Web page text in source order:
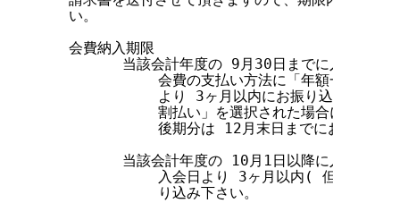
  い。
  会費納入期限
当該会計年度の 9月30日までに入会され
会費の支払い方法に「年額一括払い
より 3ヶ月以内にお振り込み下さい
割払い」を選択された場合には、前
後期分は 12月末日までにお振り込み
当該会計年度の 10月1日以降に入会され
入会日より 3ヶ月以内( 但し、当該
            り込み下さい。